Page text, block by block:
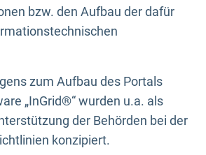
bzw. den Aufbau der dafür
zum Aufbau des Portals
„InGrid®“ wurden u.a. als
der Behörden bei der
konzipiert.